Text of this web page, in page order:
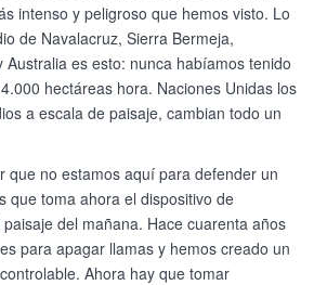
intenso y peligroso que hemos visto. Lo
de Navalacruz, Sierra Bermeja,
Australia es esto: nunca habíamos tenido
hectáreas hora. Naciones Unidas los
a escala de paisaje, cambian todo un
que no estamos aquí para defender un
que toma ahora el dispositivo de
del mañana. Hace cuarenta años
para apagar llamas y hemos creado un
Ahora hay que tomar